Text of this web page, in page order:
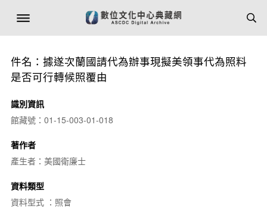
件名：據遂次蘭國請代為辦事現擬美領事代為照料
是否可行轉候照覆由
識別資訊
館藏號：01-15-003-01-018
著作者
產生者：美國衛廉士
資料類型
資料型式 ：照會